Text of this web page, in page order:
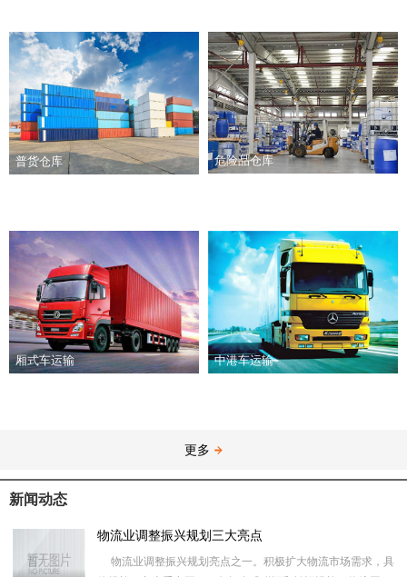
普货仓库 危险品仓库
厢式车运输 中港车运输
更多
新闻动态
物流业调整振兴规划三大亮点
物流业调整振兴规划亮点之一。积极扩大物流市场需求，具